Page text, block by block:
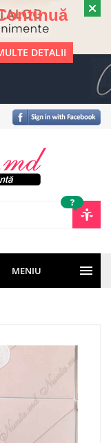
DETALII
?
MENIU